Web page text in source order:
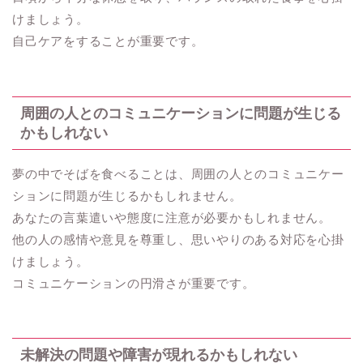
けましょう。
自己ケアをすることが重要です。
周囲の人とのコミュニケーションに問題が生じる
かもしれない
夢の中でそばを食べることは、周囲の人とのコミュニケー
ションに問題が生じるかもしれません。
あなたの言葉遣いや態度に注意が必要かもしれません。
他の人の感情や意見を尊重し、思いやりのある対応を心掛
けましょう。
コミュニケーションの円滑さが重要です。
未解決の問題や障害が現れるかもしれない